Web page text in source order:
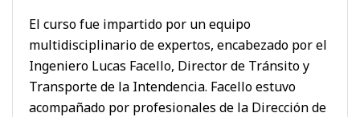
El curso fue impartido por un equipo
multidisciplinario de expertos, encabezado por el
Ingeniero Lucas Facello, Director de Tránsito y
Transporte de la Intendencia. Facello estuvo
acompañado por profesionales de la Dirección de